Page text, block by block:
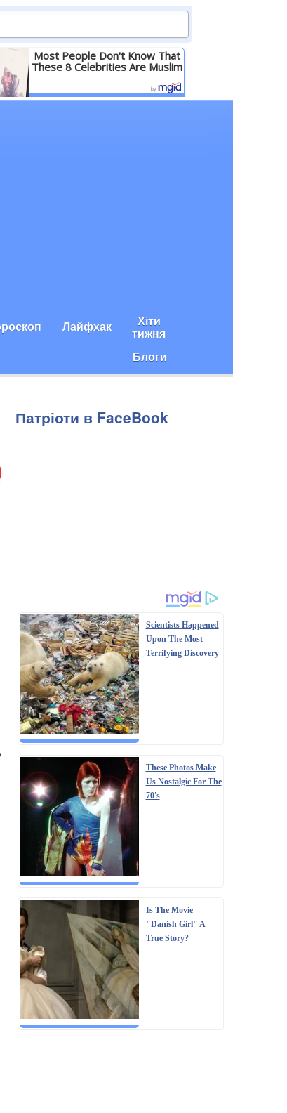
Most People Don't Know That
These 8 Celebrities Are Muslim
Детальніше
Лайфхак Хіти
тижня
Блоги
Патріоти в FaceBook
Scientists Happened
Upon The Most
Terrifying Discovery
These Photos Make
Us Nostalgic For The
70's
Is The Movie
"Danish Girl" A
True Story?